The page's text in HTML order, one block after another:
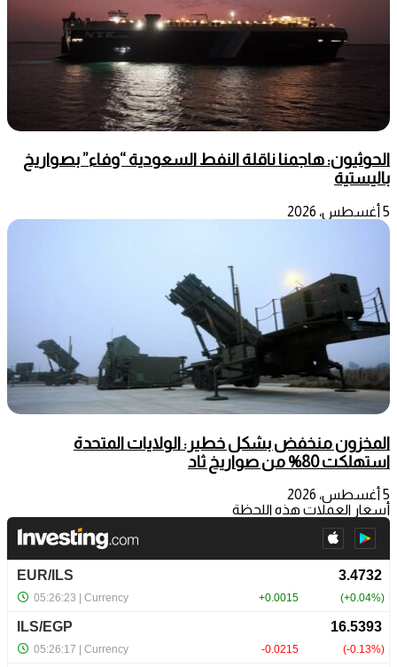
الحوثيون: هاجمنا ناقلة النفط السعودية “وفاء” بصواريخ
باليستية
5 أغسطس، 2026
المخزون منخفض بشكل خطير: الولايات المتحدة
استهلكت 80% من صواريخ ثاد
5 أغسطس، 2026
أسعار العملات هذه اللحظة